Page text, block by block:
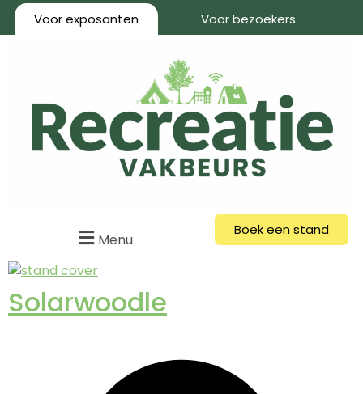
Voor exposanten Voor bezoekers
Menu
Boek een stand
Solarwoodle